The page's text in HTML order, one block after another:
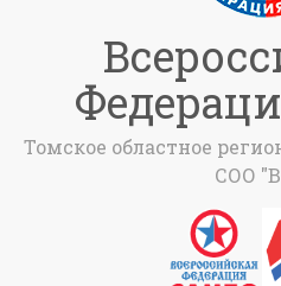
Томское областное
СОО